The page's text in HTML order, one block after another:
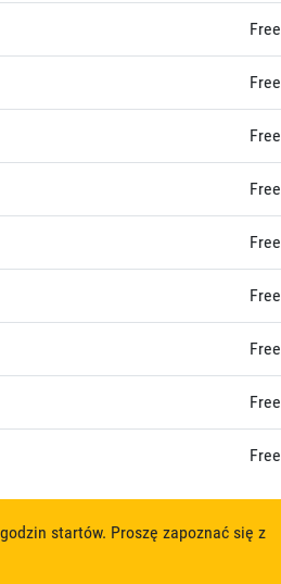
Free
Free
Free
Free
Free
Free
Free
Free
Free
godzin startów. Proszę zapoznać się z